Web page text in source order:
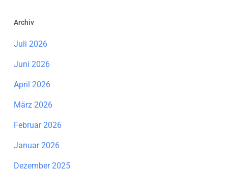
Archiv
Juli 2026
Juni 2026
April 2026
März 2026
Februar 2026
Januar 2026
Dezember 2025